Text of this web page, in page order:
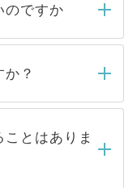
のですか
社担当者がご
ールもしくは
はご連絡をせて
お待ちくださ
？
っている求人の
らご覧いただ
非公開求人は
は公開してい
とはありま